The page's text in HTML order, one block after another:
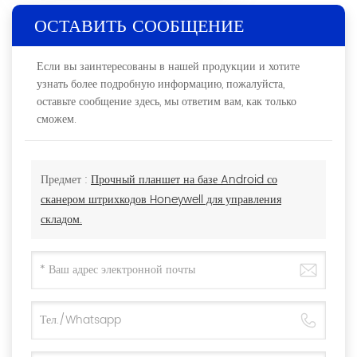
ОСТАВИТЬ СООБЩЕНИЕ
Если вы заинтересованы в нашей продукции и хотите
узнать более подробную информацию, пожалуйста,
оставьте сообщение здесь, мы ответим вам, как только
сможем.
Предмет : Прочный планшет на базе Android со
сканером штрихкодов Honeywell для управления
складом.